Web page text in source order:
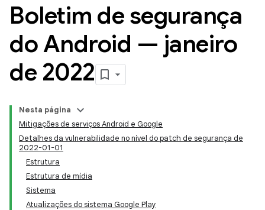
Boletim de segurança
do Android — janeiro
de 2022
Nesta página
Mitigações de serviços Android e Google
Detalhes da vulnerabilidade no nível do patch de segurança de
2022-01-01
Estrutura
Estrutura de mídia
Sistema
Atualizações do sistema Google Play